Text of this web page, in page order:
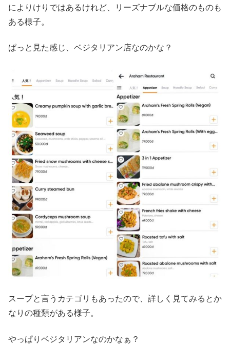
によりけりではあるけれど、リーズナブルな価格のものも
ある様子。
ぱっと見た感じ、ベジタリアン店なのかな？
スープと言うカテゴリもあったので、詳しく見てみるとか
なりの種類がある様子。
やっぱりベジタリアンなのかなぁ？